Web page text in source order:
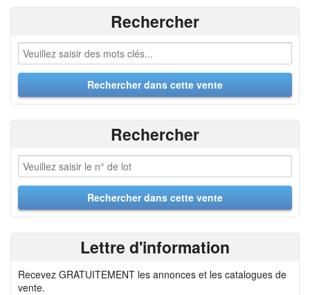
Rechercher
Rechercher
Lettre d'information
Recevez GRATUITEMENT les annonces et les catalogues de
vente.